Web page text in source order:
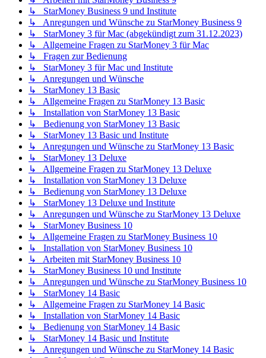
↳ StarMoney Business 9 und Institute
↳ Anregungen und Wünsche zu StarMoney Business 9
↳ StarMoney 3 für Mac (abgekündigt zum 31.12.2023)
↳ Allgemeine Fragen zu StarMoney 3 für Mac
↳ Fragen zur Bedienung
↳ StarMoney 3 für Mac und Institute
↳ Anregungen und Wünsche
↳ StarMoney 13 Basic
↳ Allgemeine Fragen zu StarMoney 13 Basic
↳ Installation von StarMoney 13 Basic
↳ Bedienung von StarMoney 13 Basic
↳ StarMoney 13 Basic und Institute
↳ Anregungen und Wünsche zu StarMoney 13 Basic
↳ StarMoney 13 Deluxe
↳ Allgemeine Fragen zu StarMoney 13 Deluxe
↳ Installation von StarMoney 13 Deluxe
↳ Bedienung von StarMoney 13 Deluxe
↳ StarMoney 13 Deluxe und Institute
↳ Anregungen und Wünsche zu StarMoney 13 Deluxe
↳ StarMoney Business 10
↳ Allgemeine Fragen zu StarMoney Business 10
↳ Installation von StarMoney Business 10
↳ Arbeiten mit StarMoney Business 10
↳ StarMoney Business 10 und Institute
↳ Anregungen und Wünsche zu StarMoney Business 10
↳ StarMoney 14 Basic
↳ Allgemeine Fragen zu StarMoney 14 Basic
↳ Installation von StarMoney 14 Basic
↳ Bedienung von StarMoney 14 Basic
↳ StarMoney 14 Basic und Institute
↳ Anregungen und Wünsche zu StarMoney 14 Basic